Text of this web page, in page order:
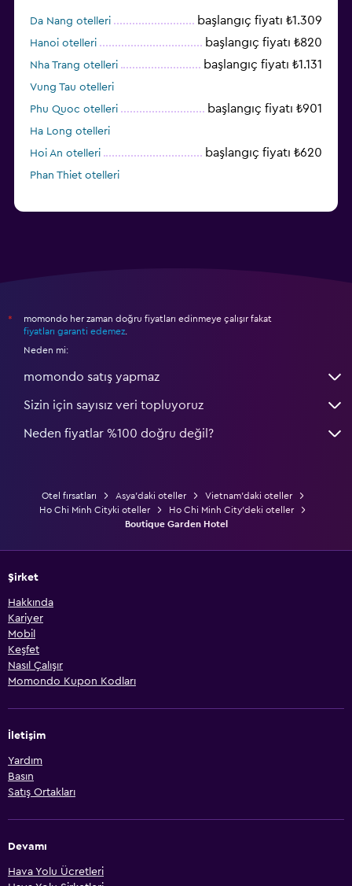
Da Nang otelleri başlangıç fiyatı ₺1.309
Hanoi otelleri başlangıç fiyatı ₺820
Nha Trang otelleri başlangıç fiyatı ₺1.131
Vung Tau otelleri
Phu Quoc otelleri
başlangıç fiyatı ₺901
Ha Long otelleri
Hoi An otelleri
başlangıç fiyatı ₺620
Phan Thiet otelleri
*
momondo her zaman doğru fiyatları edinmeye çalışır fakat
fiyatları garanti edemez
Neden mi:
momondo satış yapmaz
Sizin için sayısız veri topluyoruz
Neden fiyatlar %100 doğru değil?
Otel fırsatları Asya'daki oteller
Vietnam'daki oteller
Ho Chi Minh Cityki oteller
Ho Chi Minh City'deki oteller
Boutique Garden Hotel
Şirket
Hakkında
Kariyer
Mobil
Keşfet
Nasıl Çalışır
Momondo Kupon Kodları
İletişim
Yardım
Basın
Satış Ortakları
Devamı
Hava Yolu Ücretleri